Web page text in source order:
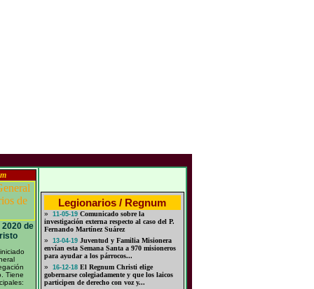
de
Tiene
Legionarios / Regnum
» 11-05-19Comunicado sobre la
investigación externa respecto al caso del P.
Fernando Martínez Suárez
»
13-04-19Juventud y Familia Misionera
envían esta Semana Santa a 970 misioneros
para ayudar a los párrocos...
»
16-12-18El Regnum Christi elige
gobernarse colegiadamente y que los laicos
participen de derecho con voz y...